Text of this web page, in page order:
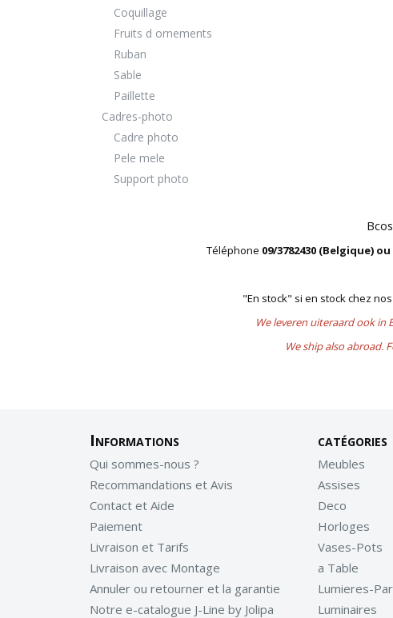
Coquillage
Fruits d ornements
Ruban
Sable
Paillette
Cadres-photo
Cadre photo
Pele mele
Support photo
Téléphone 09/3782430 (Belgique) ou
"En stock" si en stock chez
We leveren uiteraard ook in
We ship also abroad.
Informations
Qui sommes-nous ?
Recommandations et Avis
Contact et Aide
Paiement
Livraison et Tarifs
Livraison avec Montage
Annuler ou retourner et la garantie
Notre e-catalogue J-Line by Jolipa
catégories
Meubles
Assises
Deco
Horloges
Vases-Pots
a Table
Lumieres-
Luminaires